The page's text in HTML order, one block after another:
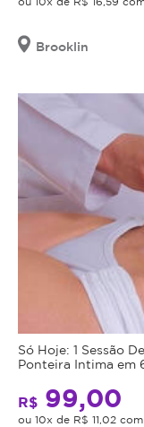
Brooklin
Só Hoje: 1 Sessão
Ponteira Intima em
R$ 99,00
ou 10x de R$ 11,02